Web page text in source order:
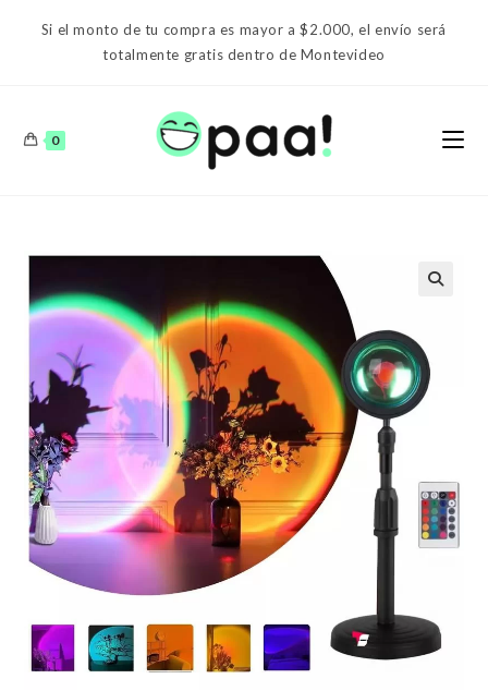
Si el monto de tu compra es mayor a $2.000, el envío será
totalmente gratis dentro de Montevideo
0